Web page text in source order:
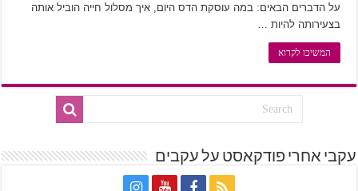
על הדברים הבאים: במה עוסקת הדס היום, איך מסלול חייה הוביל אותה
בצעירותה להיות …
המשיכו לקרוא
עקבי אחרי פודקאסט על עקבים